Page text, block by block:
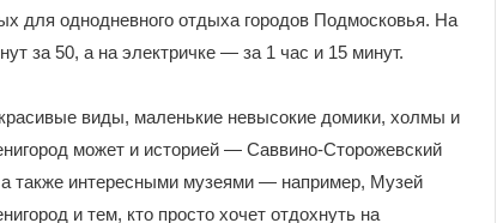
для однодневного отдыха городов Подмосковья. На
за 50, а на электричке — за 1 час и 15 минут.
виды, маленькие невысокие домики, холмы и
может и историей — Саввино-Сторожевский
также интересными музеями — например, Музей
и тем, кто просто хочет отдохнуть на